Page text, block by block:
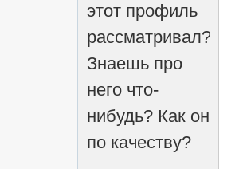
этот профиль
рассматривал?
Знаешь про
него что-
нибудь? Как он
по качеству?